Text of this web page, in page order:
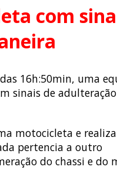
com
16h:50min, uma
sinais de
motocicleta e
pertencia a outro
do chassi e do